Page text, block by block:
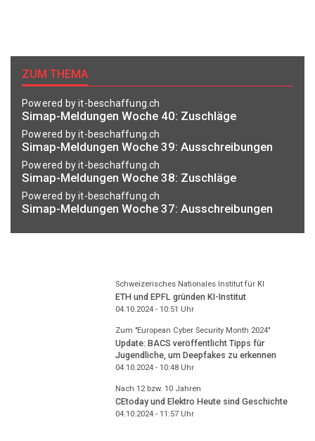
ZUM THEMA
Powered by it-beschaffung.ch
Simap-Meldungen Woche 40: Zuschläge
Powered by it-beschaffung.ch
Simap-Meldungen Woche 39: Ausschreibungen
Powered by it-beschaffung.ch
Simap-Meldungen Woche 38: Zuschläge
Powered by it-beschaffung.ch
Simap-Meldungen Woche 37: Ausschreibungen
Schweizerisches Nationales Institut für KI
ETH und EPFL gründen KI-Institut
04.10.2024 - 10:51 Uhr
Zum "European Cyber Security Month 2024"
Update: BACS veröffentlicht Tipps für
Jugendliche, um Deepfakes zu erkennen
04.10.2024 - 10:48Uhr
Nach 12 bzw. 10 Jahren
CEtoday und Elektro Heute sind Geschichte
04.10.2024 - 11:57Uhr